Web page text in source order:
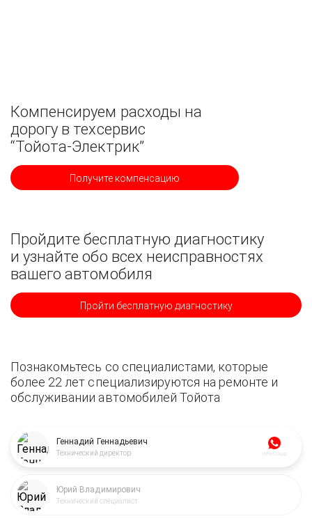
Компенсируем расходы на
дорогу в техсервис
“Тойота-Электрик”
Получите компенсацию
Пройдите бесплатную диагностику
и узнайте обо всех неисправностях
вашего автомобиля
Пройти бесплатную диагностику
Познакомьтесь со специалистами, которые
более 22 лет специализируются на ремонте и
обслуживании автомобилей Тойота
Геннадий Геннадьевич
Технический директор WhatsApp
Юрий Владимирович
Технический специалист